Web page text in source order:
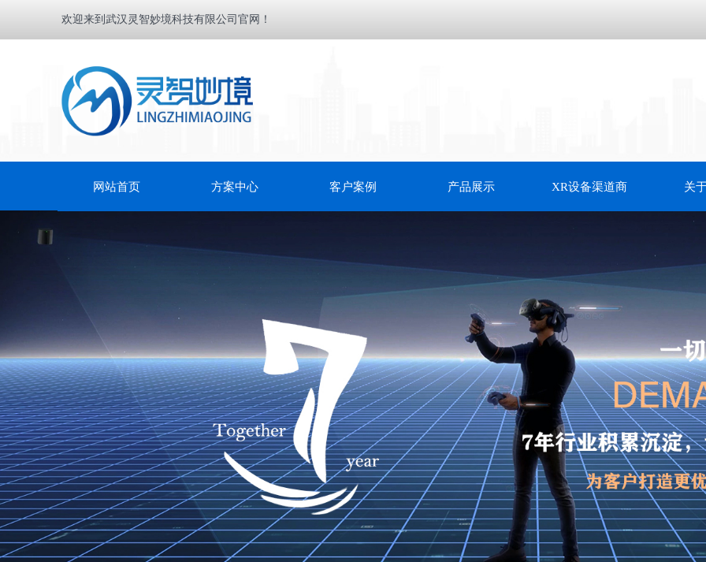
网站首页 方案中心 客户案例 产品展示 XR设备渠道商 关
欢迎来到武汉灵智妙境科技有限公司官网！